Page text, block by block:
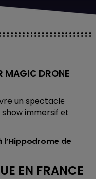
MAGIC DRONE
un spectacle
show immersif et
l’Hippodrome de
EN FRANCE